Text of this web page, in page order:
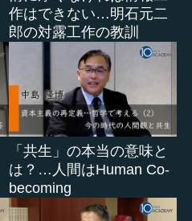
作はできない…明石元二
郎の対露工作の教訓
「共生」の本当の意味と
は？…人間はHuman Co-
becoming